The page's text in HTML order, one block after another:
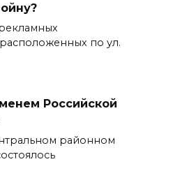
по ул.
Российской
районном